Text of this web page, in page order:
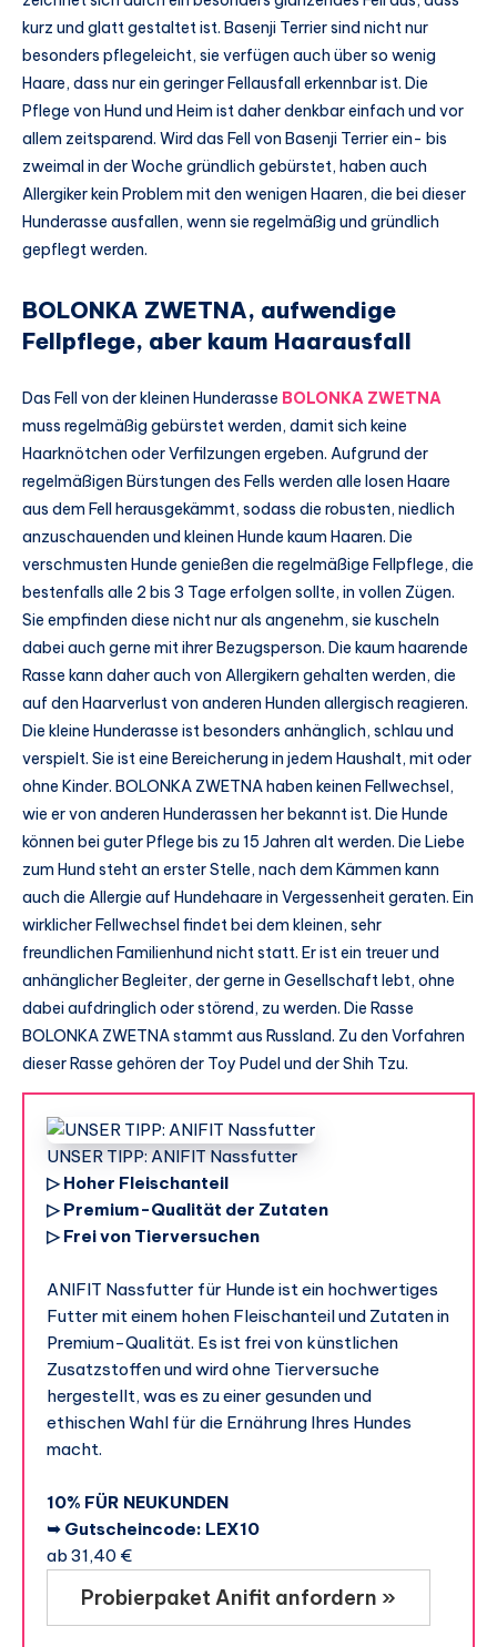
kurz und glatt gestaltet ist. Basenji Terrier sind nicht nur
besonders pflegeleicht, sie verfügen auch über so wenig
Haare, dass nur ein geringer Fellausfall erkennbar ist. Die
Pflege von Hund und Heim ist daher denkbar einfach und vor
allem zeitsparend. Wird das Fell von Basenji Terrier ein- bis
zweimal in der Woche gründlich gebürstet, haben auch
Allergiker kein Problem mit den wenigen Haaren, die bei dieser
Hunderasse ausfallen, wenn sie regelmäßig und gründlich
gepflegt werden.
BOLONKA ZWETNA, aufwendige
Fellpflege, aber kaum Haarausfall
Das Fell von der kleinen Hunderasse BOLONKA ZWETNA
muss regelmäßig gebürstet werden, damit sich keine
Haarknötchen oder Verfilzungen ergeben. Aufgrund der
regelmäßigen Bürstungen des Fells werden alle losen Haare
aus dem Fell herausgekämmt, sodass die robusten, niedlich
anzuschauenden und kleinen Hunde kaum Haaren. Die
verschmusten Hunde genießen die regelmäßige Fellpflege, die
bestenfalls alle 2 bis 3 Tage erfolgen sollte, in vollen Zügen.
Sie empfinden diese nicht nur als angenehm, sie kuscheln
dabei auch gerne mit ihrer Bezugsperson. Die kaum haarende
Rasse kann daher auch von Allergikern gehalten werden, die
auf den Haarverlust von anderen Hunden allergisch reagieren.
Die kleine Hunderasse ist besonders anhänglich, schlau und
verspielt. Sie ist eine Bereicherung in jedem Haushalt, mit oder
ohne Kinder. BOLONKA ZWETNA haben keinen Fellwechsel,
wie er von anderen Hunderassen her bekannt ist. Die Hunde
können bei guter Pflege bis zu 15 Jahren alt werden. Die Liebe
zum Hund steht an erster Stelle, nach dem Kämmen kann
auch die Allergie auf Hundehaare in Vergessenheit geraten. Ein
wirklicher Fellwechsel findet bei dem kleinen, sehr
freundlichen Familienhund nicht statt. Er ist ein treuer und
anhänglicher Begleiter, der gerne in Gesellschaft lebt, ohne
dabei aufdringlich oder störend, zu werden. Die Rasse
BOLONKA ZWETNA stammt aus Russland. Zu den Vorfahren
dieser Rasse gehören der Toy Pudel und der Shih Tzu.
UNSER TIPP: ANIFIT Nassfutter
▷ Hoher Fleischanteil
▷ Premium-Qualität der Zutaten
▷ Frei von Tierversuchen
ANIFIT Nassfutter für Hunde ist ein hochwertiges
Futter mit einem hohen Fleischanteil und Zutaten in
Premium-Qualität. Es ist frei von künstlichen
Zusatzstoffen und wird ohne Tierversuche
hergestellt, was es zu einer gesunden und
ethischen Wahl für die Ernährung Ihres Hundes
macht.
10% FÜR NEUKUNDEN
➥ Gutscheincode: LEX10
ab 31,40 €
Probierpaket Anifit anfordern »